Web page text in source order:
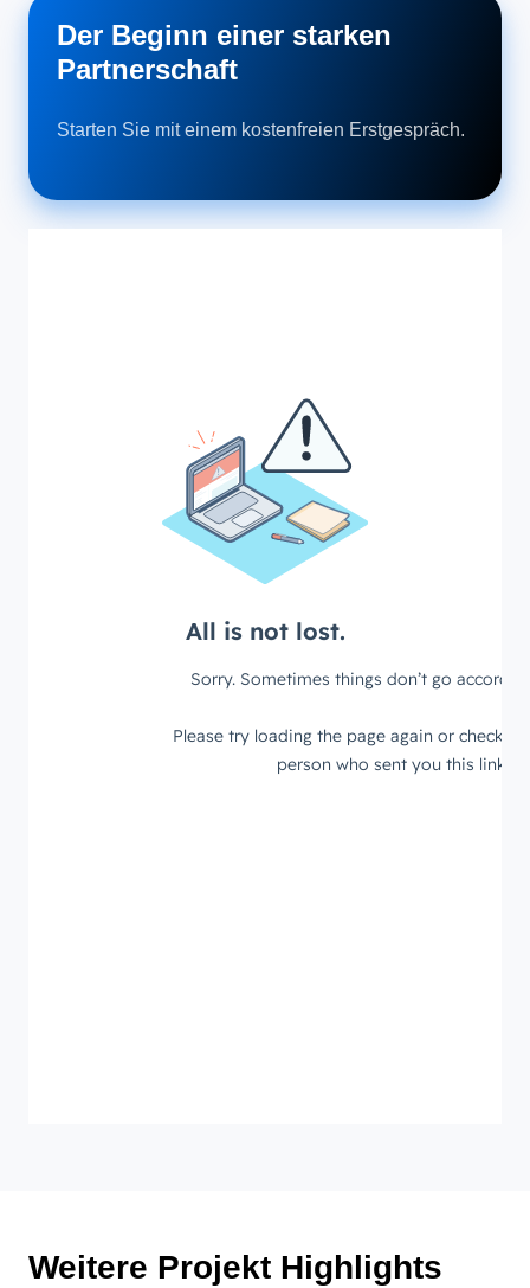
Der Beginn einer starken
Partnerschaft
Starten Sie mit einem kostenfreien Erstgespräch.
Weitere Projekt Highlights